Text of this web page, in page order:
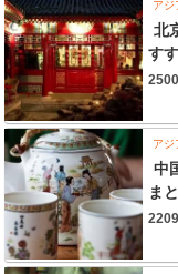
アジ
北
す
アジ
中
ま